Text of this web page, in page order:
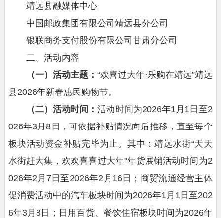
靖远县融媒体中心
中国邮政集团有限公司靖远县分公司
银联商务支付股份有限公司甘肃分公司
二、活动内容
（一）活动主题： “欢喜过大年·乐购在靖远”靖远
县2026年新春惠民购物节。
（二）活动时间 ：活动时间为2026年1月1日至2
026年3月8日，可依据补贴情况向后推移，直至每个
板块活动资金补贴完毕为止。其中：靖远水街“天天
水街赶大集，欢欢喜喜过大年”年货展销活动时间为2
026年2月7日至2026年2月16日；商贸流通经营主体
促消费活动中的汽车板块时间为2026年1月1日至202
6年3月8日；日用百货、餐饮住宿板块时间为2026年